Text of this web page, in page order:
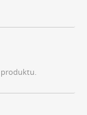
produktu.